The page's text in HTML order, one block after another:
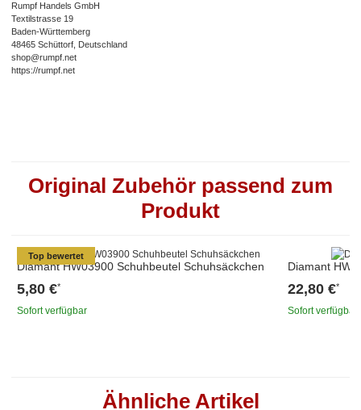
Rumpf Handels GmbH
Textilstrasse 19
Baden-Württemberg
48465 Schüttorf, Deutschland
shop@rumpf.net
https://rumpf.net
Original Zubehör passend zum
Produkt
Top bewertet
Diamant HW03900 Schuhbeutel Schuhsäckchen
5,80 €*
Sofort verfügbar
Diamant
22,80 €*
Sofort verfügbar
Ähnliche Artikel